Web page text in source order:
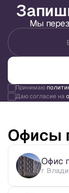
Мы
Принимаю
Даю согласие на
Офисы
Офис
г